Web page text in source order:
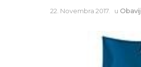
22. Novembra 2017. u